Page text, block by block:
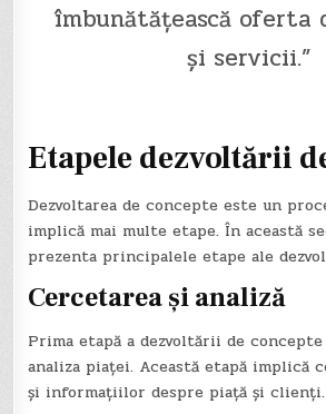
îmbunătățească oferta
și servicii.”
Etapele dezvoltării
Dezvoltarea de concepte este un
implică mai multe etape. În această
prezenta principalele etape ale
Cercetarea și analiză
Prima etapă a dezvoltării de
analiza piaței. Această etapă implică
și informațiilor despre piață și clienți.